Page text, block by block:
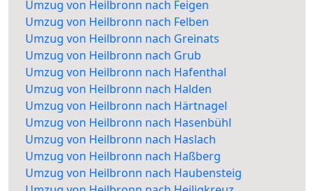
Umzug von Heilbronn nach Feigen
Umzug von Heilbronn nach Felben
Umzug von Heilbronn nach Greinats
Umzug von Heilbronn nach Grub
Umzug von Heilbronn nach Hafenthal
Umzug von Heilbronn nach Halden
Umzug von Heilbronn nach Härtnagel
Umzug von Heilbronn nach Hasenbühl
Umzug von Heilbronn nach Haslach
Umzug von Heilbronn nach Haßberg
Umzug von Heilbronn nach Haubensteig